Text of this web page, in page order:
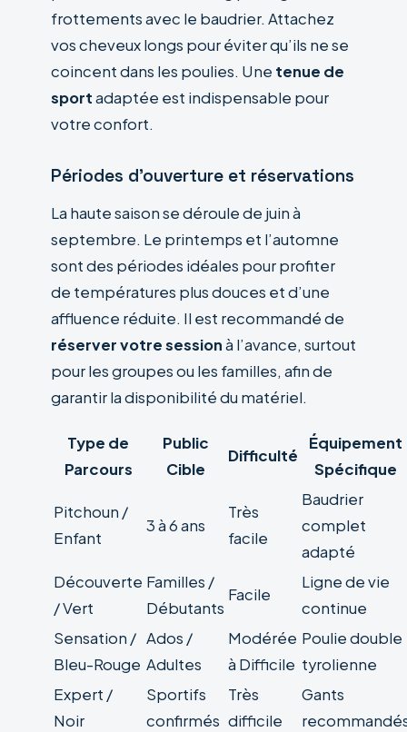
frottements avec le baudrier. Attachez
vos cheveux longs pour éviter qu’ils ne se
coincent dans les poulies. Une tenue de
sportadaptée est indispensable pour
votre confort.
Périodes d’ouverture et réservations
La haute saison se déroule de juin à
septembre. Le printemps et l’automne
sont des périodes idéales pour profiter
de températures plus douces et d’une
affluence réduite. Il est recommandé de
réserver votre sessionà l’avance, surtout
pour les groupes ou les familles, afin de
garantir la disponibilité du matériel.
Type de
Parcours
Public
Cible
Difficulté
Équipement
Spécifique
Pitchoun /
Enfant
3 à 6 ans
Très
facile
Baudrier
complet
adapté
Découverte
/ Vert
Familles /
Débutants
Facile
Ligne de vie
continue
Sensation /
Bleu-Rouge
Ados /
Adultes
Modérée
à Difficile
Poulie double
tyrolienne
Expert /
Noir
Sportifs
confirmés
Très
difficile
Gants